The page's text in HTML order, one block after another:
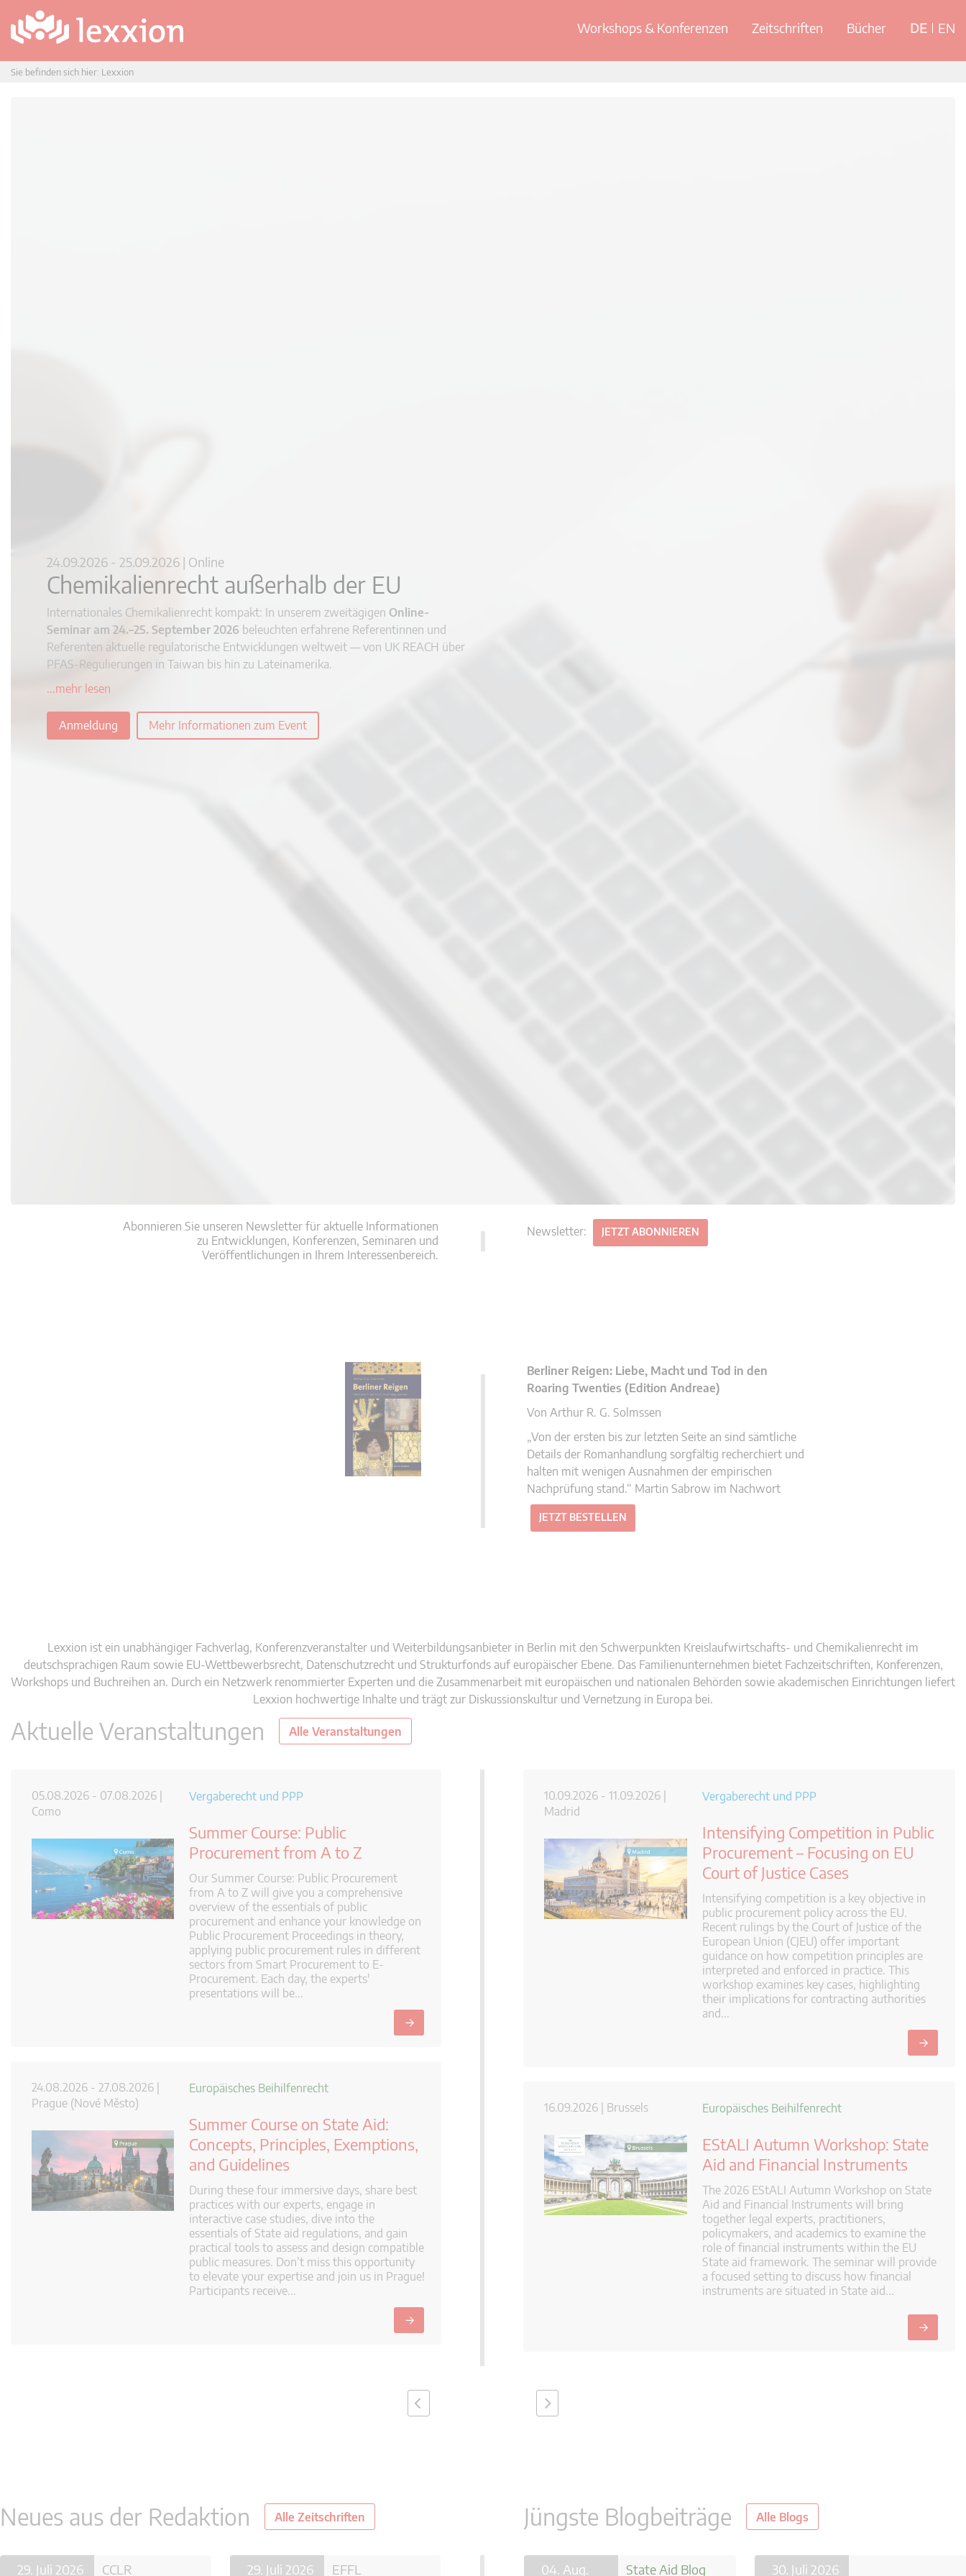
Workshops & Konferenzen Zeitschriften Bücher DE EN
Sie befinden sich hier: Lexxion
24.09.2026 - 25.09.2026 | Online
Chemikalienrecht außerhalb der EU
Internationales Chemikalienrecht kompakt: In unserem zweitägigen Online-
Seminar am 24.–25. September 2026 beleuchten erfahrene Referentinnen und
Referenten aktuelle regulatorische Entwicklungen weltweit — von UK REACH über
PFAS-Regulierungen in Taiwan bis hin zu Lateinamerika.
...mehr lesen
Anmeldung Mehr Informationen zum Event
Abonnieren Sie unseren Newsletter für aktuelle Informationen
zu Entwicklungen, Konferenzen, Seminaren und
Veröffentlichungen in Ihrem Interessenbereich.
Newsletter: JETZT ABONNIEREN
Berliner Reigen: Liebe, Macht und Tod in den
Roaring Twenties (Edition Andreae)
Von Arthur R. G. Solmssen
„Von der ersten bis zur letzten Seite an sind sämtliche
Details der Romanhandlung sorgfältig recherchiert und
halten mit wenigen Ausnahmen der empirischen
Nachprüfung stand.“ Martin Sabrow im Nachwort
JETZT BESTELLEN
Lexxion ist ein unabhängiger Fachverlag, Konferenzveranstalter und Weiterbildungsanbieter in Berlin mit den Schwerpunkten Kreislaufwirtschafts- und Chemikalienrecht im
deutschsprachigen Raum sowie EU-Wettbewerbsrecht, Datenschutzrecht und Strukturfonds auf europäischer Ebene. Das Familienunternehmen bietet Fachzeitschriften, Konferenzen,
Workshops und Buchreihen an. Durch ein Netzwerk renommierter Experten und die Zusammenarbeit mit europäischen und nationalen Behörden sowie akademischen Einrichtungen liefert
Lexxion hochwertige Inhalte und trägt zur Diskussionskultur und Vernetzung in Europa bei.
Aktuelle Veranstaltungen Alle Veranstaltungen
05.08.2026 - 07.08.2026 |
Como
Vergaberecht und PPP
Summer Course: Public
Procurement from A to Z
Our Summer Course: Public Procurement
from A to Z will give you a comprehensive
overview of the essentials of public
procurement and enhance your knowledge on
Public Procurement Proceedings in theory,
applying public procurement rules in different
sectors from Smart Procurement to E-
Procurement. Each day, the experts'
presentations will be...
→
24.08.2026 - 27.08.2026 |
Prague (Nové Město)
Europäisches Beihilfenrecht
Summer Course on State Aid:
Concepts, Principles, Exemptions,
and Guidelines
During these four immersive days, share best
practices with our experts, engage in
interactive case studies, dive into the
essentials of State aid regulations, and gain
practical tools to assess and design compatible
public measures. Don’t miss this opportunity
to elevate your expertise and join us in Prague!
Participants receive...
→
10.09.2026 - 11.09.2026 |
Madrid
Vergaberecht und PPP
Intensifying Competition in Public
Procurement – Focusing on EU
Court of Justice Cases
Intensifying competition is a key objective in
public procurement policy across the EU.
Recent rulings by the Court of Justice of the
European Union (CJEU) offer important
guidance on how competition principles are
interpreted and enforced in practice. This
workshop examines key cases, highlighting
their implications for contracting authorities
and...
→
16.09.2026 | Brussels Europäisches Beihilfenrecht
EStALI Autumn Workshop: State
Aid and Financial Instruments
The 2026 EStALI Autumn Workshop on State
Aid and Financial Instruments will bring
together legal experts, practitioners,
policymakers, and academics to examine the
role of financial instruments within the EU
State aid framework. The seminar will provide
a focused setting to discuss how financial
instruments are situated in State aid...
→
Neues aus der Redaktion Alle Zeitschriften
29. Juli 2026 CCLR 29. Juli 2026 EFFL 23. Juli 2026 EHPL CoRe
Jüngste Blogbeiträge Alle Blogs
02. Juli 2026 30. Juni 2026 04. Aug. State Aid Blog 30. Juli 2026